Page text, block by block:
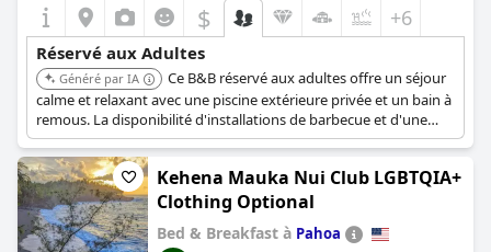
$ +6
Réservé aux Adultes
Généré par IA
Ce B&B réservé aux adultes offre un séjour
calme et relaxant avec une piscine extérieure privée et un bain à
remous. La disponibilité d'installations de barbecue et d'une
salle de sport sur place répond aux besoins des clients
recherchant à la fois détente et loisirs. Le Wi-Fi et le parking
gratuits ajoutent à la commodité.Kehena Mauka Nui Club LGBTQIA+
Clothing Optional
Bed & Breakfast à Pahoa